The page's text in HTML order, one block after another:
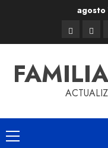
agosto